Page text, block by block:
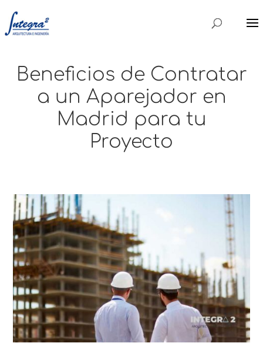
Beneficios de Contratar
a un Aparejador en
Madrid para tu
Proyecto